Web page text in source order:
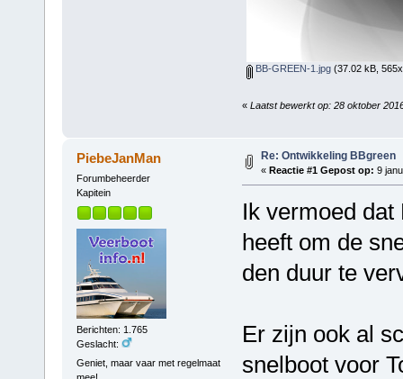
BB-GREEN-1.jpg(37.02 kB,
« Laatst bewerkt op: 28 oktober
PiebeJanMan
Forumbeheerder
Kapitein
Berichten: 1.765
Geslacht:
Geniet, maar vaar met regelmaat
Re: Ontwikkeling BBgreen
« Reactie #1 Gepost op: 9
Ik vermoed dat
heeft om de
den duur te
Er zijn ook al
snelboot voor